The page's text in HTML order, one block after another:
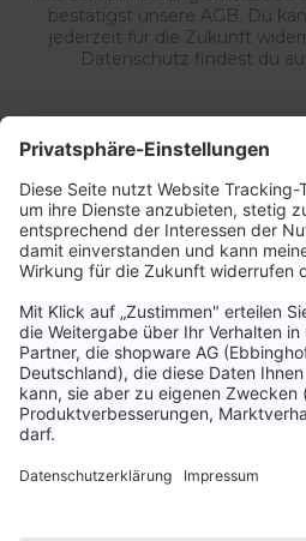
bestätigst unsere AGB. Du
jederzeit für die Zukunft
Datenschutz findest du
Unternehmen
Aktuelle Themen